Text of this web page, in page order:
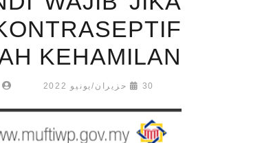
KEHAMILAN
30 حزيران/يونيو 2022